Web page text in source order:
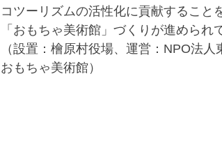
コツーリズムの活性化に貢献すること
「おもちゃ美術館」づくりが進められ
（設置：檜原村役場、運営：NPO法
おもちゃ美術館）